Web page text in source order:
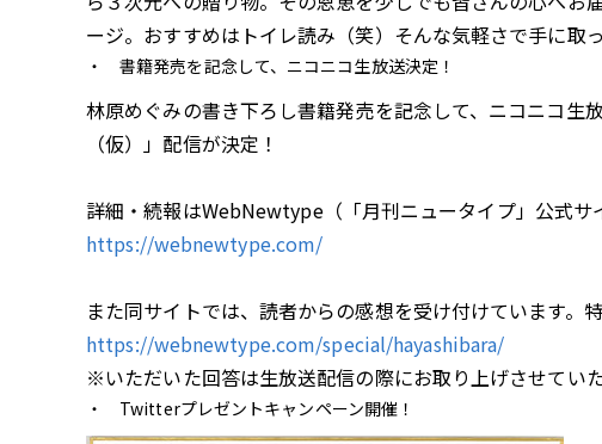
ージ。おすすめはトイレ読み（笑）そんな気軽さで手に取っ
書籍発売を記念して、ニコニコ生放送決定！
林原めぐみの書き下ろし書籍発売を記念して、ニコニコ生
（仮）」配信が決定！
詳細・続報はWebNewtype（「月刊ニュータイプ」公式サ
https://webnewtype.com/
また同サイトでは、読者からの感想を受け付けています。
https://webnewtype.com/special/hayashibara/
※いただいた回答は生放送配信の際にお取り上げさせてい
Twitterプレゼントキャンペーン開催！